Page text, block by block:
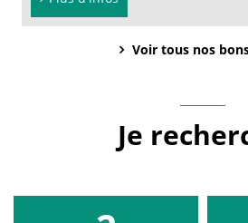
Voir tous nos
Je